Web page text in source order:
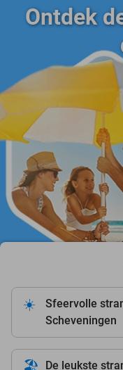
Ontdek
☀️
Sfeervolle
Scheveningen
🏖️
De leukste